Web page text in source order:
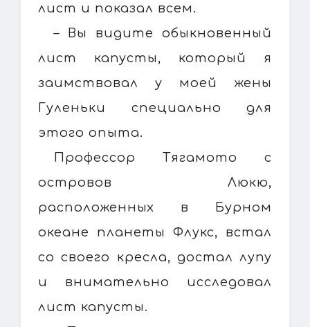
лист и показал всем.
– Вы видите обыкновенный
лист капусты, который я
заимствовал у моей жены
Гуленьки специально для
этого опыта.
Профессор Тягамото с
островов Люкю,
расположенных в Бурном
океане планеты Флукс, встал
со своего кресла, достал лупу
и внимательно исследовал
лист капусты.